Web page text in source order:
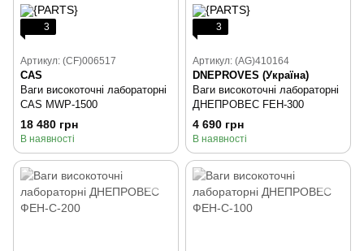
3
Артикул: (CF)006517
CAS
Ваги високоточні лабораторні
CAS MWP-1500
18 480 грн
В наявності
3
Артикул: (AG)410164
DNEPROVES (Україна)
Ваги високоточні лабораторні
ДНЕПРОВЕС FEH-300
4 690 грн
В наявності